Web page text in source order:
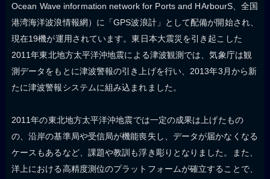
Ocean Wave information network for Ports and HArbourS、全国
港湾海洋波浪情報網）に「GPS波浪計」として配備が開始され、
現在19機が運用されています。東日本大震災を引き起こした
2011年東北地方太平洋沖地震による津波観測では、気象庁は観
測データをもとに津波警報の引き上げを行い、2013年3月から新
たに津波警報システムに組み込まれました。
2011年の東北地方太平洋沖地震では一定の成果は上げたもの
の、沿岸の基準局や受信局が機能喪失し、データが届かなくなる
ケースもあるなど、課題や教訓も浮き彫りとなりました。また、
洋上における高精度測位のプラットフォームが確立することで、